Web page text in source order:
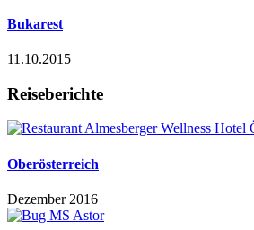
Bukarest
11.10.2015
Reiseberichte
Oberösterreich
Dezember 2016